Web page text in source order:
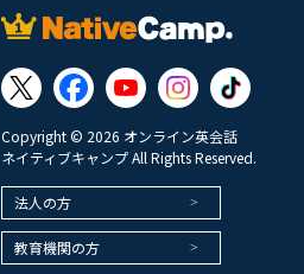
Copyright © 2026 オンライン英会話
ネイティブキャンプ All Rights Reserved.
法人の方
教育機関の方